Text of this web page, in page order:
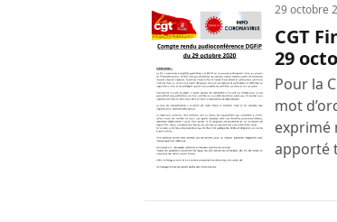
29 octobre
CGT
29
Pour la
mot
exprimé
apporté